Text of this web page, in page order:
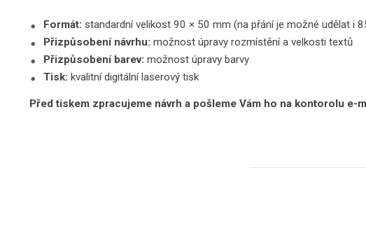
Formát: standardní velikost 90 × 50 mm (na přání je možné udělat i
Přizpůsobení návrhu: možnost úpravy rozmístění a velkosti textů
Přizpůsobení barev: možnost úpravy barvy
Tisk: kvalitní digitální laserový tisk
Před tiskem zpracujeme návrh a pošleme Vám ho na kontorolu e-